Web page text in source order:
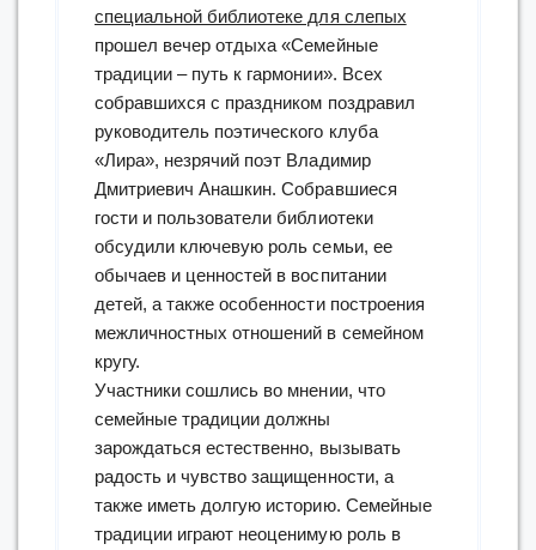
специальной библиотеке для слепых
прошел вечер отдыха «Семейные
традиции – путь к гармонии». Всех
собравшихся с праздником поздравил
руководитель поэтического клуба
«Лира», незрячий поэт Владимир
Дмитриевич Анашкин. Собравшиеся
гости и пользователи библиотеки
обсудили ключевую роль семьи, ее
обычаев и ценностей в воспитании
детей, а также особенности построения
межличностных отношений в семейном
кругу.
Участники сошлись во мнении, что
семейные традиции должны
зарождаться естественно, вызывать
радость и чувство защищенности, а
также иметь долгую историю. Семейные
традиции играют неоценимую роль в